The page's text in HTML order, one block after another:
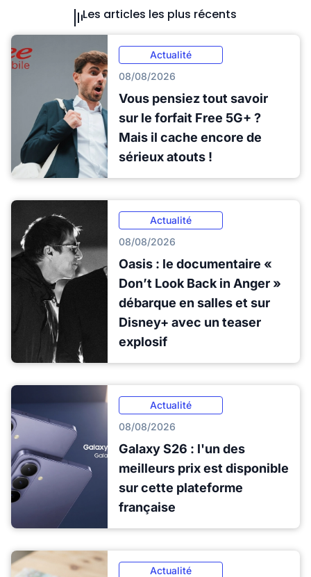
Les articles les plus récents
Actualité
08/08/2026
Vous pensiez tout savoir
sur le forfait Free 5G+ ?
Mais il cache encore de
sérieux atouts !
Actualité
08/08/2026
Oasis : le documentaire «
Don’t Look Back in Anger »
débarque en salles et sur
Disney+ avec un teaser
explosif
Actualité
08/08/2026
Galaxy S26 : l'un des
meilleurs prix est disponible
sur cette plateforme
française
Actualité